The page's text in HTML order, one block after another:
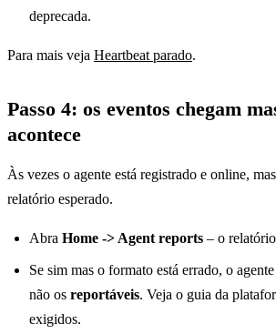
deprecada.
Para mais veja Heartbeat parado.
Passo 4: os eventos chegam
acontece
Às vezes o agente está registrado e online,
relatório esperado.
Abra Home -> Agent reports – o
Se sim mas o formato está errado, o
não os reportáveis. Veja o guia da
exigidos.